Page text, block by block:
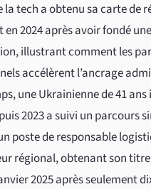
la tech a obtenu sa carte de
en 2024 après avoir fondé
illustrant comment les
accélèrent l’ancrage
une Ukrainienne de 41 ans
2023 a suivi un parcours
poste de responsable
régional, obtenant son
2025 après seulement